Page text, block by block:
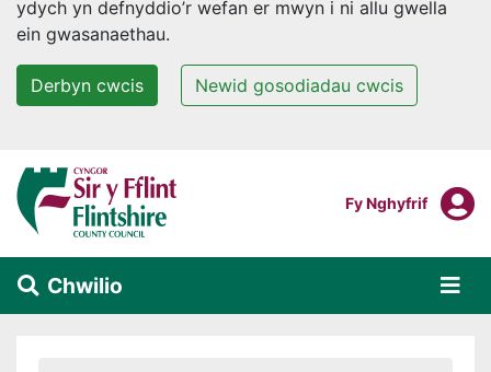
ydych yn defnyddio’r wefan er mwyn i ni allu gwella
ein gwasanaethau.
Derbyn cwcis Newid gosodiadau cwcis
Neidio i'r prif gynnwys
Mewngofnodi I
Fy Nghyfrif
Chwilio